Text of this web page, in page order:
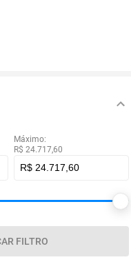
Máximo:
R$ 24.717,60
FILTRO